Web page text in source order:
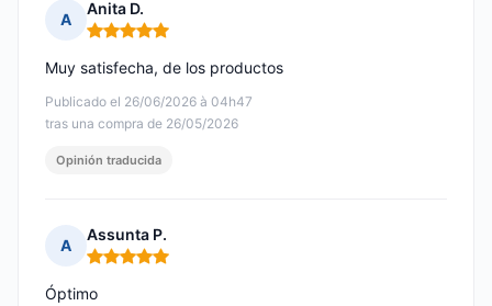
A
Anita D.
Nota: 5 de 5
Publicado el 26/06/2026 à 04h47
tras una compra de 26/05/2026
Muy satisfecha, de los productos
Opinión traducida
A
Assunta P.
Nota: 5 de 5
Óptimo